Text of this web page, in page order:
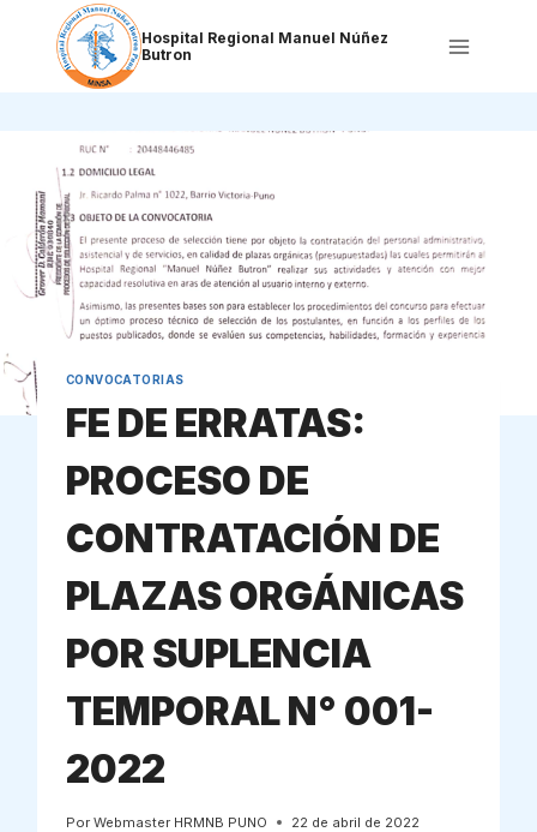
contenido
Hospital Regional Manuel Núñez
Butron
CONVOCATORIAS
FE DE ERRATAS:
PROCESO DE
CONTRATACIÓN DE
PLAZAS ORGÁNICAS
POR SUPLENCIA
TEMPORAL N° 001-
2022
Por Webmaster HRMNB PUNO 22 de abril de 2022